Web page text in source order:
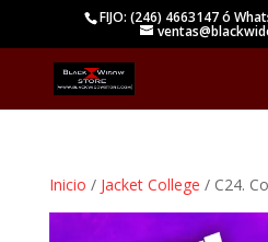
FIJO: (246) 4663147 ó
Inicio / Jacket College / C24.